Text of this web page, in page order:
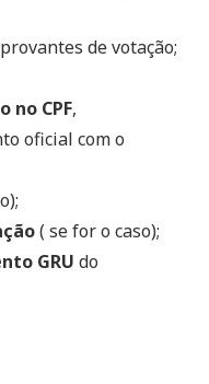
de votação;
no CPF,
oficial com o
( se for o caso);
GRU do